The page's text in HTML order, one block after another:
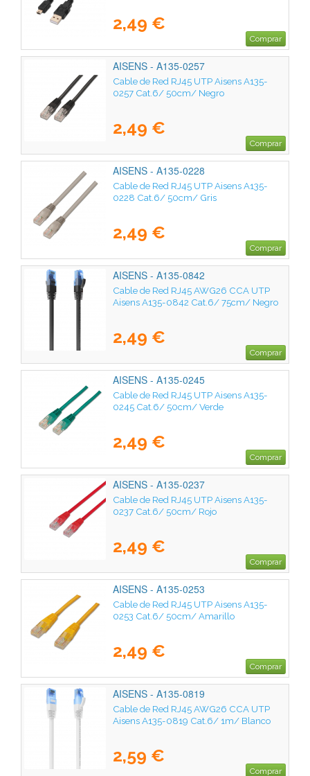
2,49 €
Comprar
AISENS - A135-0257
Cable de Red RJ45 UTP Aisens A135-
0257 Cat.6/ 50cm/ Negro
2,49 €
Comprar
AISENS - A135-0228
Cable de Red RJ45 UTP Aisens A135-
0228 Cat.6/ 50cm/ Gris
2,49 €
Comprar
AISENS - A135-0842
Cable de Red RJ45 AWG26 CCA UTP
Aisens A135-0842 Cat.6/ 75cm/ Negro
2,49 €
Comprar
AISENS - A135-0245
Cable de Red RJ45 UTP Aisens A135-
0245 Cat.6/ 50cm/ Verde
2,49 €
Comprar
AISENS - A135-0237
Cable de Red RJ45 UTP Aisens A135-
0237 Cat.6/ 50cm/ Rojo
2,49 €
Comprar
AISENS - A135-0253
Cable de Red RJ45 UTP Aisens A135-
0253 Cat.6/ 50cm/ Amarillo
2,49 €
Comprar
AISENS - A135-0819
Cable de Red RJ45 AWG26 CCA UTP
Aisens A135-0819 Cat.6/ 1m/ Blanco
2,59 €
Comprar